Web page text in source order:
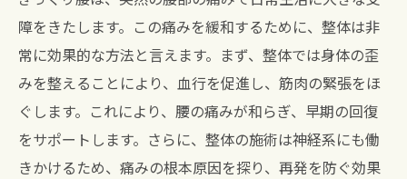
障をきたします。この痛みを緩和するために、整体は非
常に効果的な方法と言えます。まず、整体では身体の歪
みを整えることにより、血行を促進し、筋肉の緊張をほ
ぐします。これにより、腰の痛みが和らぎ、早期の回復
をサポートします。さらに、整体の施術は神経系にも働
きかけるため、痛みの根本原因を探り、再発を防ぐ効果